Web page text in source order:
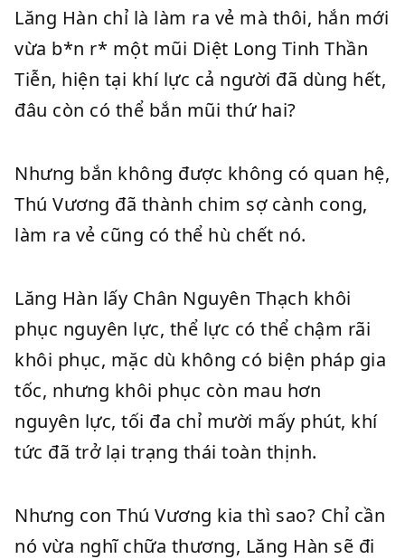
Lăng Hàn chỉ là làm ra vẻ mà thôi, hắn mới
vừa b*n r* một mũi Diệt Long Tinh Thần
Tiễn, hiện tại khí lực cả người đã dùng hết,
đâu còn có thể bắn mũi thứ hai?
Nhưng bắn không được không có quan hệ,
Thú Vương đã thành chim sợ cành cong,
làm ra vẻ cũng có thể hù chết nó.
Lăng Hàn lấy Chân Nguyên Thạch khôi
phục nguyên lực, thể lực có thể chậm rãi
khôi phục, mặc dù không có biện pháp gia
tốc, nhưng khôi phục còn mau hơn
nguyên lực, tối đa chỉ mười mấy phút, khí
tức đã trở lại trạng thái toàn thịnh.
Nhưng con Thú Vương kia thì sao? Chỉ cần
nó vừa nghĩ chữa thương, Lăng Hàn sẽ đi